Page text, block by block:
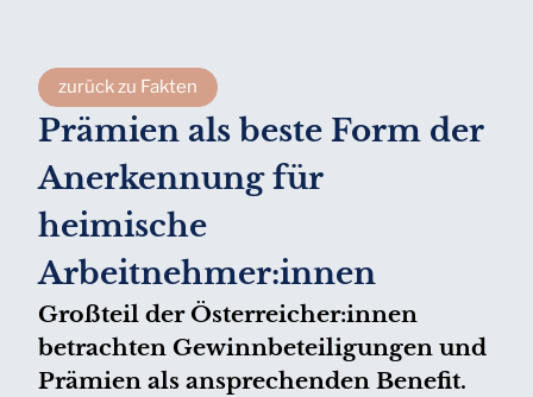
zurück zu Fakten
Prämien als beste Form der
Anerkennung für
heimische
Arbeitnehmer:innen
Großteil der Österreicher:innen
betrachten Gewinnbeteiligungen und
Prämien als ansprechenden Benefit.